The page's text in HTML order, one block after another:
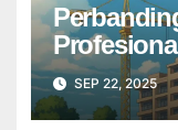
Terbaik
SEP 22, 2025